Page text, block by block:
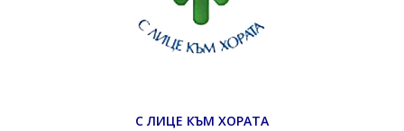
С ЛИЦЕ КЪМ ХОРАТА